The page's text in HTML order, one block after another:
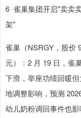
6 雀巢集团开启"卖卖
架"
雀巢（NSRGY，股价
元）：2 月 19 日，雀
下滑，举座功绩回暖
地调整影响，预测
幼儿奶粉调回事件也